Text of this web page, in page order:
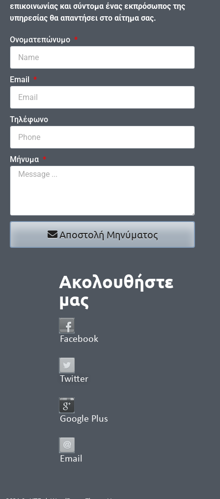
επικοινωνίας και σύντομα ένας εκπρόσωπος της
υπηρεσίας θα απαντήσει στο αίτημα σας.
Ονοματεπώνυμο
Email
Τηλέφωνο
Μήνυμα
Αποστολή Μηνύματος
Ακολουθήστε
μας
Facebook
Twitter
Google Plus
Email